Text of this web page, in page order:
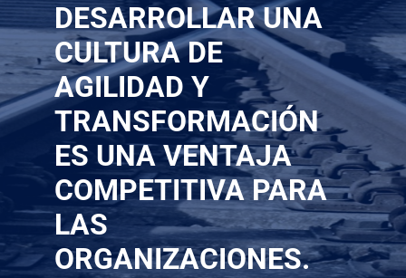
DESARROLLAR UNA
CULTURA DE
AGILIDAD Y
TRANSFORMACIÓN
ES UNA VENTAJA
COMPETITIVA PARA
LAS
ORGANIZACIONES.